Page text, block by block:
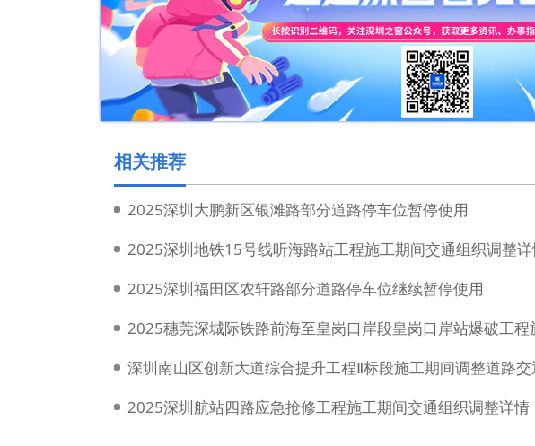
相关推荐
2025深圳大鹏新区银滩路部分道路停车位暂停使用
2025深圳地铁15号线听海路站工程施工期间交通组织调整
2025深圳福田区农轩路部分道路停车位继续暂停使用
深圳南山区创新大道综合提升工程Ⅱ标段施工期间调整道路
2025深圳航站四路应急抢修工程施工期间交通组织调整详情